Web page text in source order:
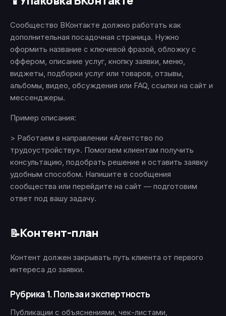
Сообщество ВКонтакте должно работать как
дополнительная посадочная страница. Нужно
оформить название с ключевой фразой, обложку с
оффером, описание услуг, кнопку заявки, меню,
виджеты, подборки услуг или товаров, отзывы,
альбомы, видео, обсуждения или FAQ, ссылки на сайт и
мессенджеры.
Пример описания:
> Работаем в направлении «Агентство по
трудоустройству». Помогаем клиентам получить
консультацию, подобрать решение и оставить заявку
удобным способом. Напишите в сообщения
сообщества или перейдите на сайт — подготовим
ответ под вашу задачу.
📝Контент-план
Контент должен закрывать путь клиента от первого
интереса до заявки.
Рубрика 1. Польза и экспертность
Публикации с объяснениями, чек-листами,